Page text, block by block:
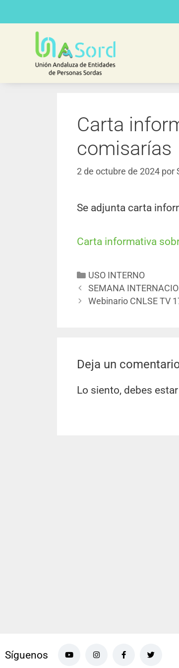
Carta
comisarías
2 de octubre de 2024 por
Se adjunta carta
Carta informativa
USO INTERNO
SEMANA
Webinario CNLSE TV
Deja un
Lo siento, debes estar
Síguenos